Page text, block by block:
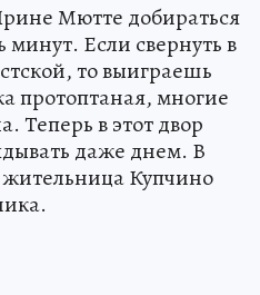
Мютте добираться
минут. Если свернуть в
то выиграешь
протоптаная, многие
Теперь в этот двор
даже днем. В
Купчино